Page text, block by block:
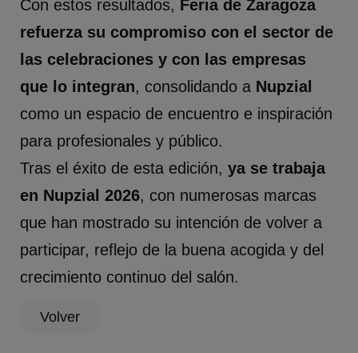
Con estos resultados, Feria de Zaragoza
refuerza su compromiso con el sector de
las celebraciones y con las empresas
que lo integran, consolidando a Nupzial
como un espacio de encuentro e inspiración
para profesionales y público.
Tras el éxito de esta edición,ya se trabaja
en Nupzial 2026, con numerosas marcas
que han mostrado su intención de volver a
participar, reflejo de la buena acogida y del
crecimiento continuo del salón.
Volver